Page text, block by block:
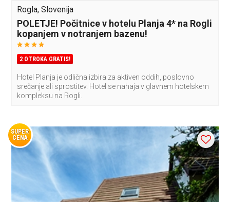
Rogla, Slovenija
POLETJE! Počitnice v hotelu Planja 4* na Rogli
kopanjem v notranjem bazenu!
2 OTROKA GRATIS!
Hotel Planja je odlična izbira za aktiven oddih, poslovno
srečanje ali sprostitev. Hotel se nahaja v glavnem hotelskem
kompleksu na Rogli.
SUPER
CENA